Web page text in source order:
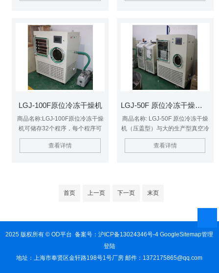
LGJ-100F原位冷冻干燥机
商品名称:LGJ-100F原位冷冻干燥
机可储存32个程序，每个程序可
设36段，冷冻干燥机在运行过程
中可以修改程序参数，并记录后的
查看详情
LGJ-50F 原位冷冻干燥机（压盖型）
商品名称: LGJ-50F 原位冷冻干燥
机（压盖型）与大的生产型真空冷
冻干燥机性能*相同，其主要特
点： 预冻干燥在原位进行，减少
查看详情
首页 上一页 下一页 末页
2025 版权所有 © OD平台 备案号：沪ICP备13024346号-4 GoogleSitemap管理
登陆
地址：上海市奉贤区金轩路198号1号厂房 邮件：1372175865@qq.com